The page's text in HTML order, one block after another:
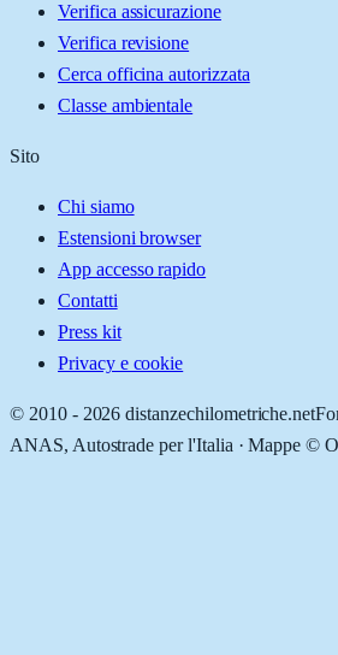
Verifica assicurazione
Verifica revisione
Cerca officina autorizzata
Classe ambientale
Sito
Chi siamo
Estensioni browser
App accesso rapido
Contatti
Press kit
Privacy e cookie
© 2010 - 2026 distanzechilometriche.net
ANAS, Autostrade per l'Italia · Mappe ©